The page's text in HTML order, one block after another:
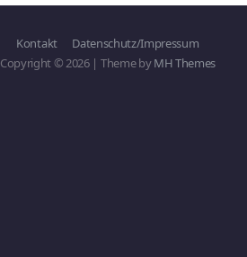
Kontakt
Datenschutz/Impressum
Copyright © 2026 | Theme byMH Themes